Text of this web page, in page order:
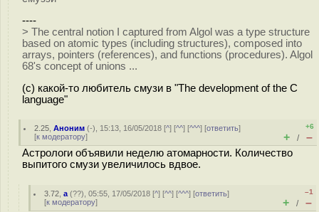
----
> The central notion I captured from Algol was a type structure
based on atomic types (including structures), composed into
arrays, pointers (references), and functions (procedures). Algol
68's concept of unions ...
(c) какой-то любитель смузи в "The development of the C
language"
2.25 ,Аноним (-), 15:13, 16/05/2018 [^] [^^] [^^^] [ответить]
[к модератору]
+6
+ / –
Астрологи объявили неделю атомарности. Количество
выпитого смузи увеличилось вдвое.
3.72 ,a (??), 05:55, 17/05/2018 [^] [^^] [^^^] [ответить]
[к модератору]
–1
+ / –